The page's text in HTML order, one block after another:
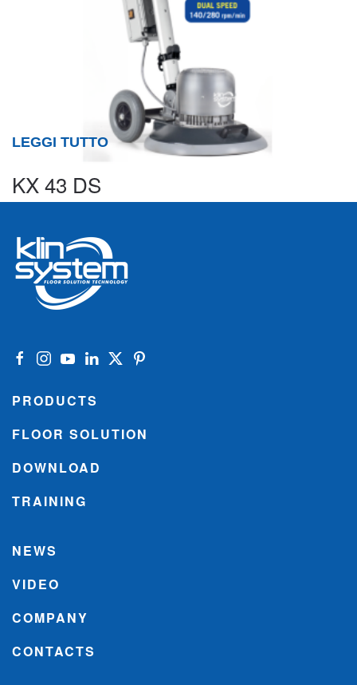
KX 43 DS
LEGGI TUTTO
PRODUCTS
FLOOR SOLUTION
DOWNLOAD
TRAINING
NEWS
VIDEO
COMPANY
CONTACTS